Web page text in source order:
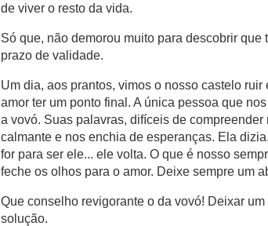
de viver o resto da vida.
Só que, não demorou muito para descobrir que
prazo de validade.
Um dia, aos prantos, vimos o nosso castelo
amor ter um ponto final. A única pessoa que
a vovó. Suas palavras, difíceis de
calmante e nos enchia de esperanças. Ela
for para ser ele... ele volta. O que é nosso
feche os olhos para o amor. Deixe sempre um
Que conselho revigorante o da vovó! Deixar
solução.